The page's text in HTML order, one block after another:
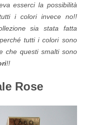
esserci la possibilità
i colori invece no!!
sia stata fatta
tutti i colori sono
che questi smalti sono
!!
Rose